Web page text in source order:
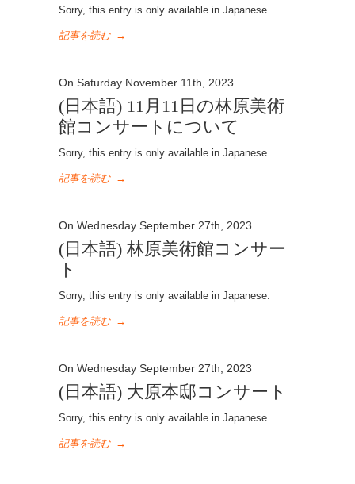
Sorry, this entry is only available in Japanese.
記事を読む →
On Saturday November 11th, 2023
(日本語) 11月11日の林原美術
館コンサートについて
Sorry, this entry is only available in Japanese.
記事を読む →
On Wednesday September 27th, 2023
(日本語) 林原美術館コンサー
ト
Sorry, this entry is only available in Japanese.
記事を読む →
On Wednesday September 27th, 2023
(日本語) 大原本邸コンサート
Sorry, this entry is only available in Japanese.
記事を読む →